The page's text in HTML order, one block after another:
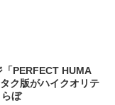
「PERFECT HUMA
ク版がハイクオリテ
ぼ